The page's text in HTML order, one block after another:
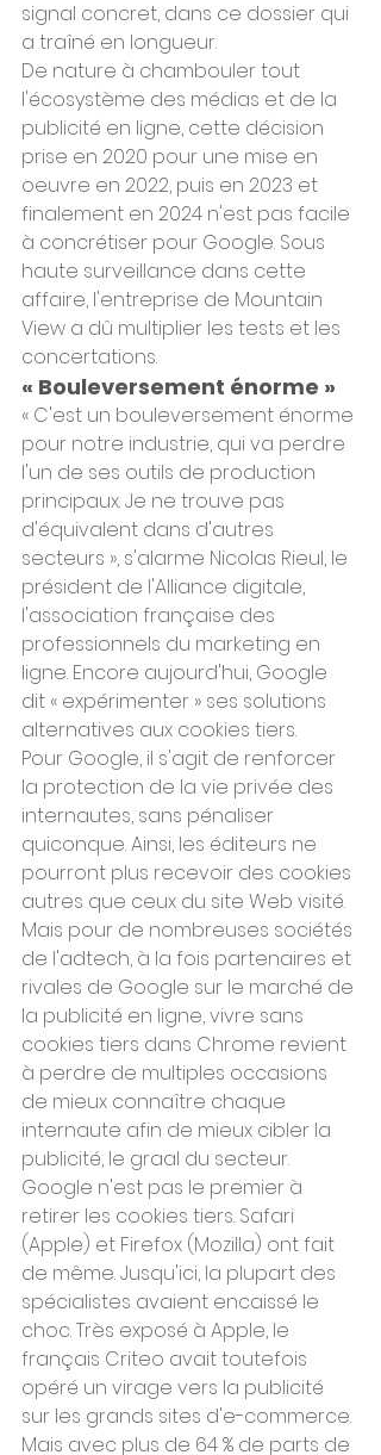
signal concret, dans ce dossier qui
a traîné en longueur.
De nature à chambouler tout
l'écosystème des médias et de la
publicité en ligne, cette décision
prise en 2020 pour une mise en
oeuvre en 2022, puis en 2023 et
finalement en 2024 n'est pas facile
à concrétiser pour Google. Sous
haute surveillance dans cette
affaire, l'entreprise de Mountain
View a dû multiplier les tests et les
concertations.
« Bouleversement énorme »
« C'est un bouleversement énorme
pour notre industrie, qui va perdre
l'un de ses outils de production
principaux. Je ne trouve pas
d'équivalent dans d'autres
secteurs », s'alarme Nicolas Rieul, le
président de l'Alliance digitale,
l'association française des
professionnels du marketing en
ligne. Encore aujourd'hui, Google
dit « expérimenter » ses solutions
alternatives aux cookies tiers.
Pour Google, il s'agit de renforcer
la protection de la vie privée des
internautes, sans pénaliser
quiconque. Ainsi, les éditeurs ne
pourront plus recevoir des cookies
autres que ceux du site Web visité.
Mais pour de nombreuses sociétés
de l'adtech, à la fois partenaires et
rivales de Google sur le marché de
la publicité en ligne, vivre sans
cookies tiers dans Chrome revient
à perdre de multiples occasions
de mieux connaître chaque
internaute afin de mieux cibler la
publicité, le graal du secteur.
Google n'est pas le premier à
retirer les cookies tiers. Safari
(Apple) et Firefox (Mozilla) ont fait
de même. Jusqu'ici, la plupart des
spécialistes avaient encaissé le
choc. Très exposé à Apple, le
français Criteo avait toutefois
opéré un virage vers la publicité
sur les grands sites d'e-commerce.
Mais avec plus de 64 % de parts de